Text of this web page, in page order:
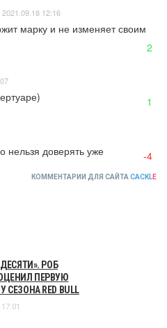
2021.09.18 12:16
марку и не изменяет своим
2
1
нельзя доверять уже -4
КОММЕНТАРИИ ДЛЯ САЙТА CACKLE
РОБ
ПЕРВУЮ
СЕЗОНА RED BULL